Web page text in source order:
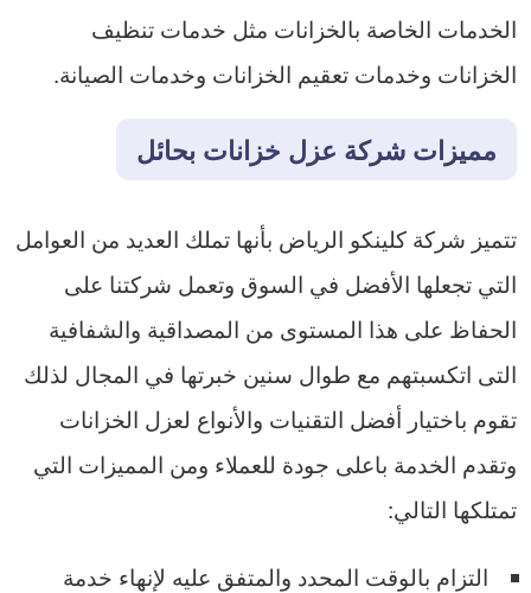
الخدمات الخاصة بالخزانات مثل خدمات تنظيف
الخزانات وخدمات تعقيم الخزانات وخدمات الصيانة.
مميزات شركة عزل خزانات بحائل
تتميز شركة كلينكو الرياض بأنها تملك العديد من العوامل
التي تجعلها الأفضل في السوق وتعمل شركتنا على
الحفاظ على هذا المستوى من المصداقية والشفافية
التى اتكسبتهم مع طوال سنين خبرتها في المجال لذلك
تقوم باختيار أفضل التقنيات والأنواع لعزل الخزانات
وتقدم الخدمة باعلى جودة للعملاء ومن المميزات التي
تمتلكها التالي:
التزام بالوقت المحدد والمتفق عليه لإنهاء خدمة